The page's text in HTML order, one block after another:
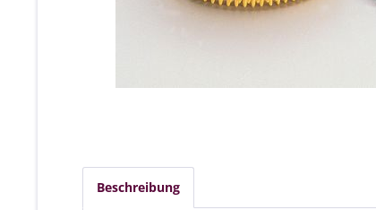
Beschreibung